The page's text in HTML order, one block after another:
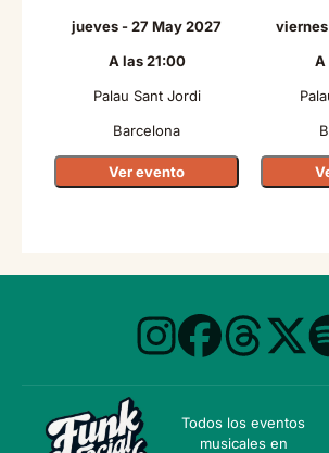
jueves - 27 May 2027
A las 21:00
Palau Sant Jordi
Barcelona
Ver evento
A
Todos los eventos
musicales en